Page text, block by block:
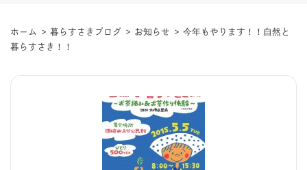
ホーム > 暮らすさきブログ > お知らせ > 今年もやります！！自然と
暮らすさき！！